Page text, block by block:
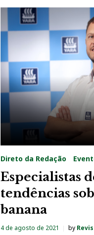
Direto da Redação
Especialistas
tendências
banana
4 de agosto de 2021 by